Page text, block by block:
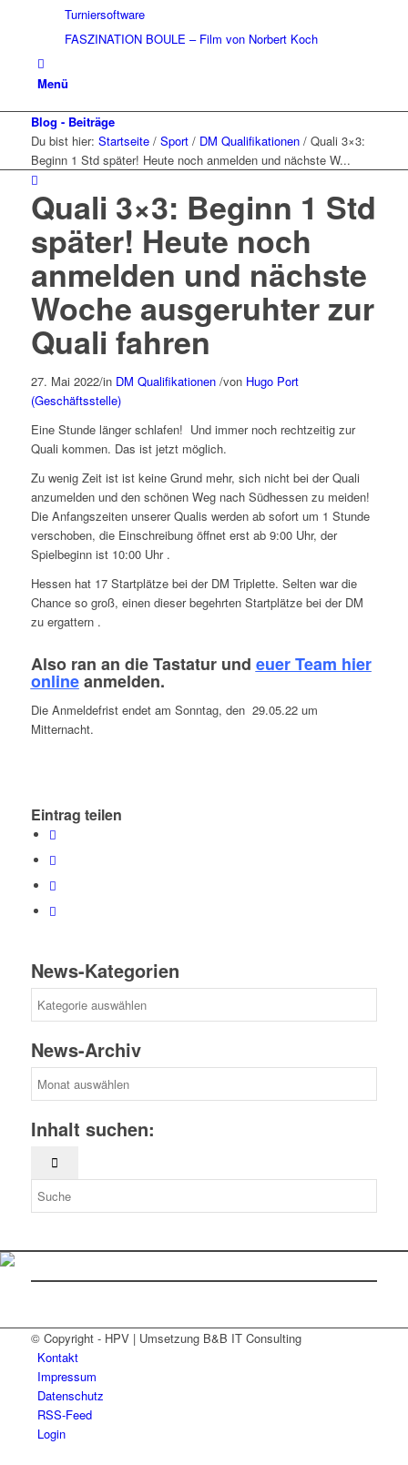
Turniersoftware
FASZINATION BOULE – Film von Norbert Koch
Menü
Blog - Beiträge
Du bist hier: Startseite / Sport / DM Qualifikationen / Quali 3×3:
Beginn 1 Std später! Heute noch anmelden und nächste W...
Quali 3×3: Beginn 1 Std
später! Heute noch
anmelden und nächste
Woche ausgeruhter zur
Quali fahren
27. Mai 2022/in DM Qualifikationen /von Hugo Port
(Geschäftsstelle)
Eine Stunde länger schlafen! Und immer noch rechtzeitig zur
Quali kommen. Das ist jetzt möglich.
Zu wenig Zeit ist ist keine Grund mehr, sich nicht bei der Quali
anzumelden und den schönen Weg nach Südhessen zu meiden!
Die Anfangszeiten unserer Qualis werden ab sofort um 1 Stunde
verschoben, die Einschreibung öffnet erst ab 9:00 Uhr, der
Spielbeginn ist 10:00 Uhr .
Hessen hat 17 Startplätze bei der DM Triplette. Selten war die
Chance so groß, einen dieser begehrten Startplätze bei der DM
zu ergattern .
Also ran an die Tastatur und euer Team hier
onlineanmelden.
Die Anmeldefrist endet am Sonntag, den 29.05.22 um
Mitternacht.
Eintrag teilen
News-Kategorien
Kategorien
News-Archiv
Inhalt suchen:
© Copyright - HPV | Umsetzung B&B IT Consulting
Kontakt
Impressum
Datenschutz
RSS-Feed
Login